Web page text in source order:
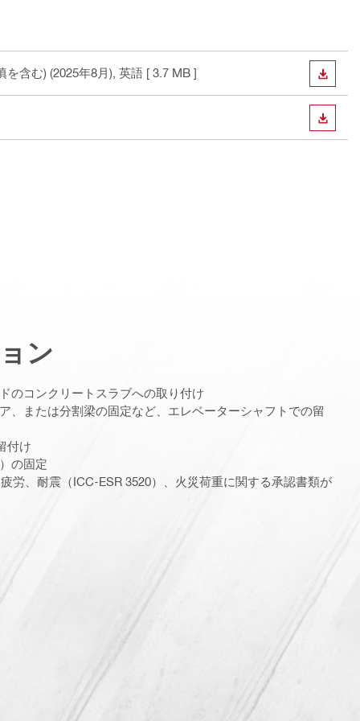
含む) (2025年8月) , 英語 [ 3.7 MB ] ダウン
ダウン
ン
のコンクリートスラブへの取り付け
、または分割梁の固定など、エレベーターシャフトでの留
付け
の固定
労、耐震（ICC-ESR 3520）、火災荷重に関する承認書類が